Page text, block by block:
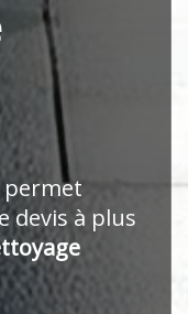
devis à plus